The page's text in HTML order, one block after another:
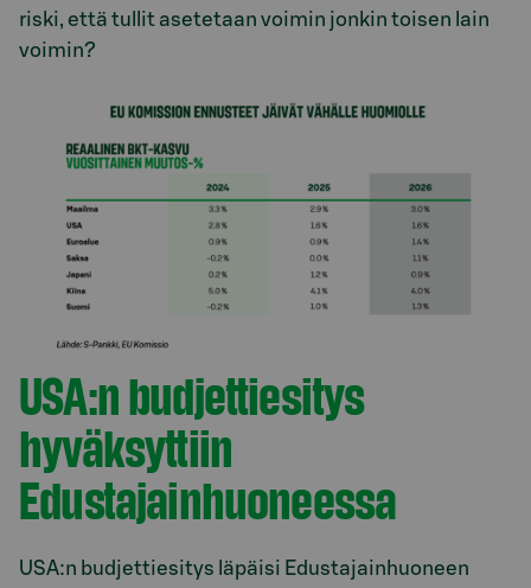
riski, että tullit asetetaan voimin jonkin toisen lain
voimin?
USA:n budjettiesitys
hyväksyttiin
Edustajainhuoneessa
USA:n budjettiesitys läpäisi Edustajainhuoneen